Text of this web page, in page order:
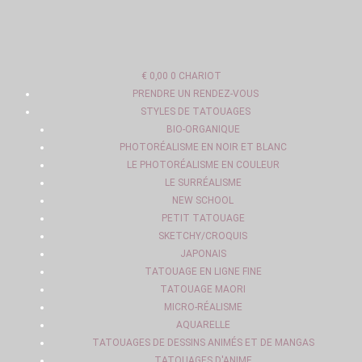
€ 0,00 0 CHARIOT
PRENDRE UN RENDEZ-VOUS
STYLES DE TATOUAGES
BIO-ORGANIQUE
PHOTORÉALISME EN NOIR ET BLANC
LE PHOTORÉALISME EN COULEUR
LE SURRÉALISME
NEW SCHOOL
PETIT TATOUAGE
SKETCHY/CROQUIS
JAPONAIS
TATOUAGE EN LIGNE FINE
TATOUAGE MAORI
MICRO-RÉALISME
AQUARELLE
TATOUAGES DE DESSINS ANIMÉS ET DE MANGAS